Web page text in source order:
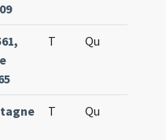
T Qu
T Qu